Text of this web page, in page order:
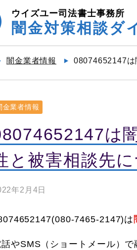
ウイズユー司法書士事務所
闇金対策相談ダ
闇金業者情報 08074652147は
金業者情報
は
と被害相談先
年2月4日
7465-2147)は
話やSMS（ショートメール）